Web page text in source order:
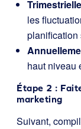
les
planification
haut niveau
Étape 2 :
marketing
Suivant,